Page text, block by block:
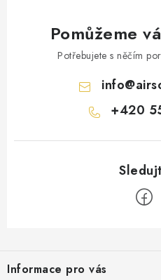
Pomůžeme
Potřebujete s něčím
info@
+420
Informace pro vás